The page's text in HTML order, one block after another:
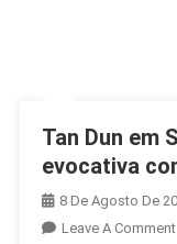
Tan Dun em
evocativa
8 De Agosto De
Leave A Comment